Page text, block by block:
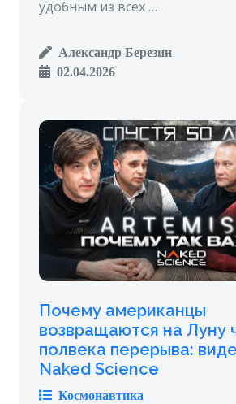
удобным из всех …
Александр Березин
02.04.2026
Почему американцы
возвращаются на Луну
полвека перерыва:
Naked Science
Космонавтика